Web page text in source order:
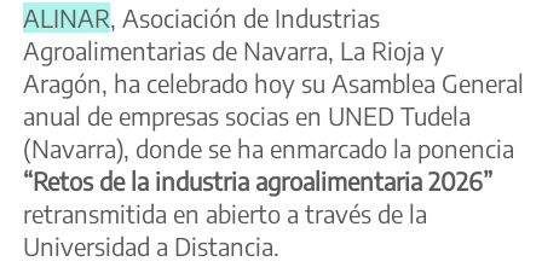
ALINAR , Asociación de Industrias
Agroalimentarias de Navarra, La Rioja y
Aragón, ha celebrado hoy su Asamblea General
anual de empresas socias en UNED Tudela
(Navarra), donde se ha enmarcado la ponencia
“Retos de la industria agroalimentaria 2026”
retransmitida en abierto a través de la
Universidad a Distancia.